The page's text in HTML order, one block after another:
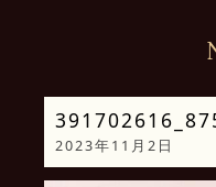
2023年11月2日